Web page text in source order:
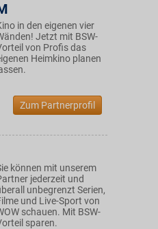
in den eigenen vier
Jetzt mit BSW-
von Profis das
Heimkino planen
Zum Partnerprofil
können mit unserem
jederzeit und
unbegrenzt Serien,
und Live-Sport von
schauen. Mit BSW-
sparen.